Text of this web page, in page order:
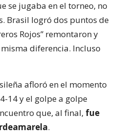
se jugaba en el torneo, no
Brasil logró dos puntos de
Rojos” remontaron y
diferencia. Incluso
afloró en el momento
14 y el golpe a golpe
que, al final, fue
.